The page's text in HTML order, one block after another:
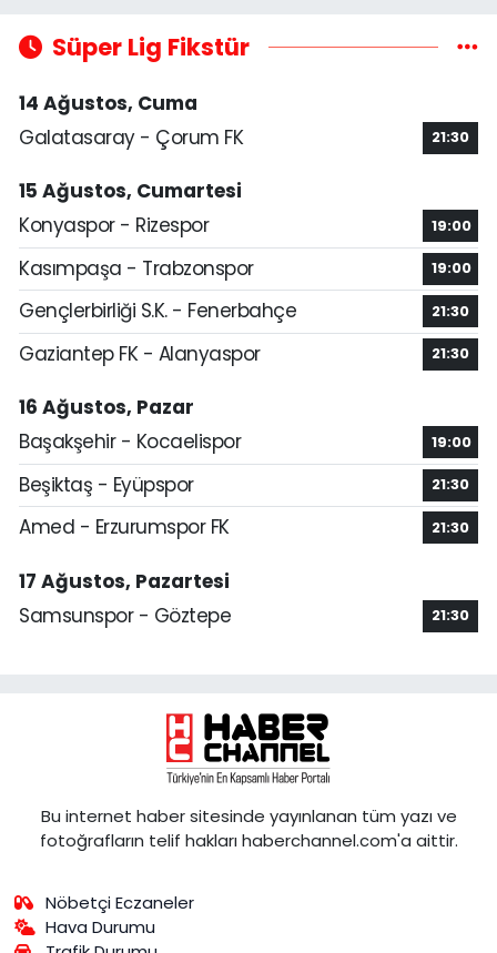
Süper Lig Fikstür
14 Ağustos, Cuma
Galatasaray - Çorum FK
21:30
15 Ağustos, Cumartesi
Konyaspor - Rizespor
19:00
Kasımpaşa - Trabzonspor 19:00
Gençlerbirliği S.K. - Fenerbahçe 21:30
Gaziantep FK - Alanyaspor 21:30
16 Ağustos, Pazar
Başakşehir - Kocaelispor
19:00
Beşiktaş - Eyüpspor 21:30
Amed - Erzurumspor FK 21:30
17 Ağustos, Pazartesi
Samsunspor - Göztepe
21:30
Bu internet haber sitesinde yayınlanan tüm yazı ve
fotoğrafların telif hakları haberchannel.com'a aittir.
Nöbetçi Eczaneler
Hava Durumu